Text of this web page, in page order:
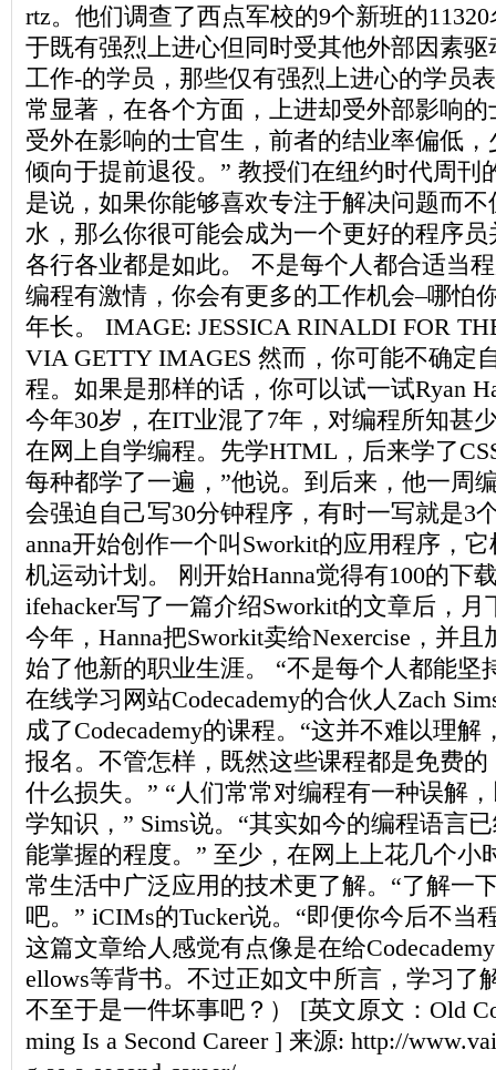
rtz。他们调查了西点军校的9个新班的
于既有强烈上进心但同时受其他外部因素
工作-的学员，那些仅有强烈上进心的学员
常显著，在各个方面，上进却受外部影响
受外在影响的士官生，前者的结业率偏低
倾向于提前退役。” 教授们在纽约时代周刊
是说，如果你能够喜欢专注于解决问题而
水，那么你很可能会成为一个更好的程序
各行各业都是如此。 不是每个人都合适当
编程有激情，你会有更多的工作机会–哪怕
年长。 IMAGE: JESSICA RINALDI FOR
VIA GETTY IMAGES 然而，你可能不确定
程。如果是那样的话，你可以试一试Ryan
今年30岁，在IT业混了7年，对编程所知甚
在网上自学编程。先学HTML，后来学了
每种都学了一遍，”他说。到后来，他一周
会强迫自己写30分钟程序，有时一写就是3
anna开始创作一个叫Sworkit的应用程序，
机运动计划。 刚开始Hanna觉得有100的下
ifehacker写了一篇介绍Sworkit的文章后，月
今年，Hanna把Sworkit卖给Nexercise，并且
始了他新的职业生涯。 “不是每个人都能坚
在线学习网站Codecademy的合伙人Zach
成了Codecademy的课程。“这并不难以理
报名。不管怎样，既然这些课程都是免费
什么损失。” “人们常常对编程有一种误解
学知识，” Sims说。“其实如今的编程语言
能掌握的程度。” 至少，在网上上花几个小
常生活中广泛应用的技术更了解。“了解一
吧。” iCIMs的Tucker说。“即便你今后不当
这篇文章给人感觉有点像是在给
ellows等背书。不过正如文中所言，学习了
不至于是一件坏事吧？） [英文原文：Old
ming Is a Second Career ] 来源: http://